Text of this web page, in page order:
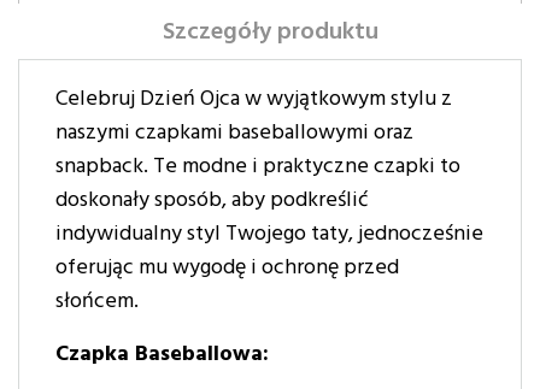
Szczegóły produktu
Celebruj Dzień Ojca w wyjątkowym stylu z
naszymi czapkami baseballowymi oraz
snapback. Te modne i praktyczne czapki to
doskonały sposób, aby podkreślić
indywidualny styl Twojego taty, jednocześnie
oferując mu wygodę i ochronę przed
słońcem.
Czapka Baseballowa: